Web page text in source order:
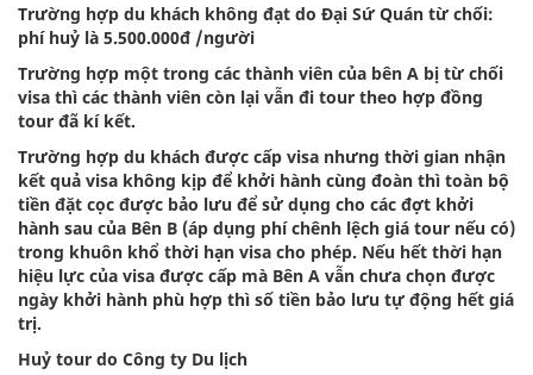
Trường hợp du khách không đạt do Đại Sứ Quán từ chối:
phí huỷ là 5.500.000đ /người
Trường hợp một trong các thành viên của bên A bị từ chối
visa thì các thành viên còn lại vẫn đi tour theo hợp đồng
tour đã kí kết.
Trường hợp du khách được cấp visa nhưng thời gian nhận
kết quả visa không kịp để khởi hành cùng đoàn thì toàn bộ
tiền đặt cọc được bảo lưu để sử dụng cho các đợt khởi
hành sau của Bên B (áp dụng phí chênh lệch giá tour nếu có)
trong khuôn khổ thời hạn visa cho phép. Nếu hết thời hạn
hiệu lực của visa được cấp mà Bên A vẫn chưa chọn được
ngày khởi hành phù hợp thì số tiền bảo lưu tự động hết giá
trị.
Huỷ tour do Công ty Du lịch